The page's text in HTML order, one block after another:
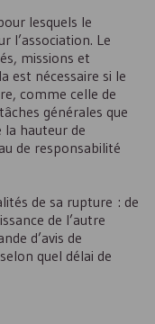
lesquels le
l’association. Le
missions et
est nécessaire si le
comme celle de
générales que
hauteur de
de responsabilité
de sa rupture : de
de l’autre
d’avis de
quel délai de